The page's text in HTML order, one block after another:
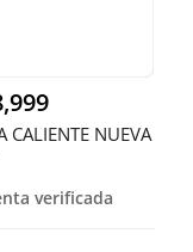
CALIENTE NUEVA
verificada